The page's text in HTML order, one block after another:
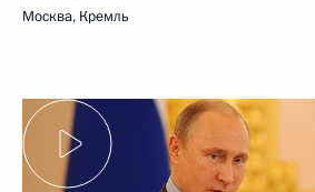
Москва, Кремль